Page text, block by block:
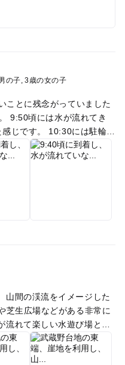
の子 3歳の女の子
ことに残念がっていました
9:50頃には水が流れてき
じです。 10:30には駐輪場
がに混雑感があり、テン
水着で、水鉄砲、ウォータ
山間の渓流をイメージした
芝生広場などがある非常に
れて楽しい水遊び場とな